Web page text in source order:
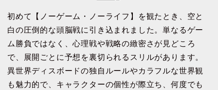
初めて【ノーゲーム・ノーライフ】を観たとき、空と
白の圧倒的な頭脳戦に引き込まれました。単なるゲー
ム勝負ではなく、心理戦や戦略の緻密さが見どころ
で、展開ごとに予想を裏切られるスリルがあります。
異世界ディスボードの独自ルールやカラフルな世界観
も魅力的で、キャラクターの個性が際立ち、何度でも